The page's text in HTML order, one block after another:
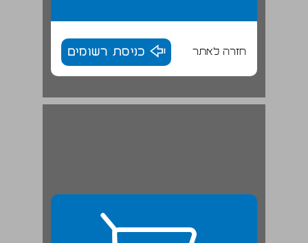
חזרה לאתר כניסת רשומים
פרק ראשון: תאולוגיה, תאולוגיה שלילית ותאולוגיה שלילית רדיקלית ... 17